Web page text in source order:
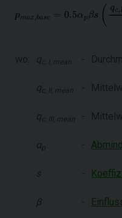
wo: q c, I, mean -
q c, II, mean -
q c, III, mean -
αp -
s -
β -